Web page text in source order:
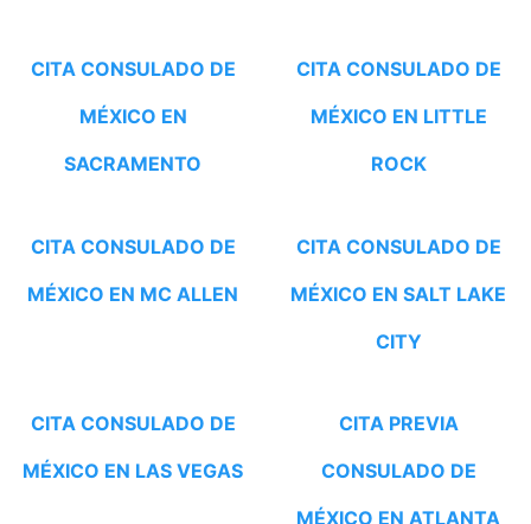
CITA CONSULADO DE
MÉXICO EN
SACRAMENTO
CITA CONSULADO DE
MÉXICO EN LITTLE
ROCK
CITA CONSULADO DE
MÉXICO EN MC ALLEN
CITA CONSULADO DE
MÉXICO EN SALT LAKE
CITY
CITA CONSULADO DE
MÉXICO EN LAS VEGAS
CITA PREVIA
CONSULADO DE
MÉXICO EN ATLANTA